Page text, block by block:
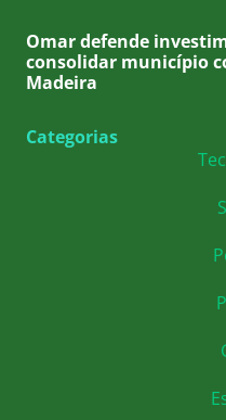
Omar defende
consolidar município
Madeira
Categorias